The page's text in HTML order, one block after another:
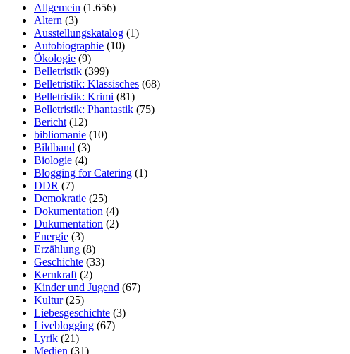
Allgemein (1.656)
Altern (3)
Ausstellungskatalog (1)
Autobiographie (10)
Ökologie (9)
Belletristik (399)
Belletristik: Klassisches (68)
Belletristik: Krimi (81)
Belletristik: Phantastik (75)
Bericht (12)
bibliomanie (10)
Bildband (3)
Biologie (4)
Blogging for Catering (1)
DDR (7)
Demokratie (25)
Dokumentation (4)
Dukumentation (2)
Energie (3)
Erzählung (8)
Geschichte (33)
Kernkraft (2)
Kinder und Jugend (67)
Kultur(25)
Liebesgeschichte (3)
Liveblogging (67)
Lyrik (21)
Medien (31)